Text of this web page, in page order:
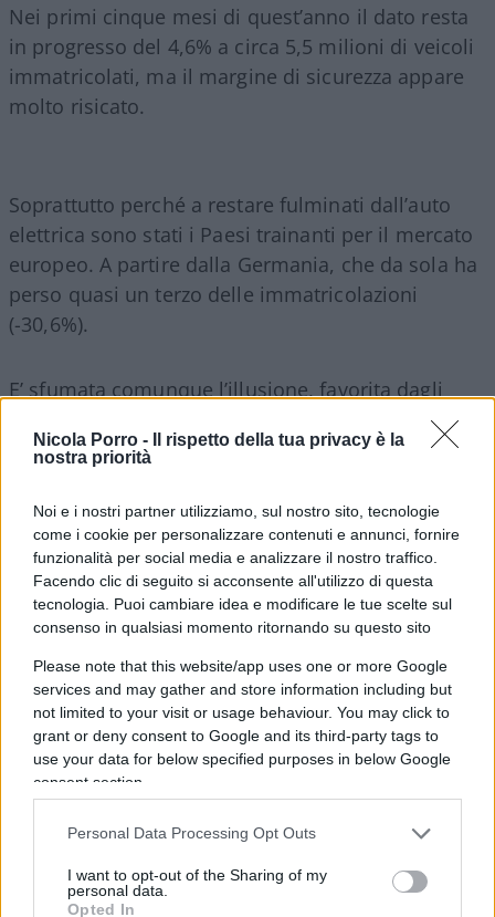
Nicola Porro -
Il rispetto della tua privacy è la
nostra priorità
Noi e i nostri partner utilizziamo, sul nostro sito, tecnologie
come i cookie per personalizzare contenuti e annunci, fornire
funzionalità per social media e analizzare il nostro traffico.
Facendo clic di seguito si acconsente all'utilizzo di questa
tecnologia. Puoi cambiare idea e modificare le tue scelte sul
consenso in qualsiasi momento ritornando su questo sito
Please note that this website/app uses one or more Google
services and may gather and store information including but
not limited to your visit or usage behaviour. You may click to
grant or deny consent to Google and its third-party tags to
use your data for below specified purposes in below Google
consent section.
Personal Data Processing Opt Outs
I want to opt-out of the Sharing of my
personal data.
Opted In
Nei primi cinque mesi di quest’anno il dato resta
in progresso del 4,6% a circa 5,5 milioni di veicoli
immatricolati, ma il margine di sicurezza appare
molto risicato.
Soprattutto perché a restare fulminati dall’auto
elettrica sono stati i Paesi trainanti per il mercato
europeo. A partire dalla Germania, che da sola ha
perso quasi un terzo delle immatricolazioni
(-30,6%).
E’ sfumata comunque l’illusione, favorita dagli
Italia
(-18,3%) con una quota delle elettriche pure
In base ai dati Acea, l’associazione che raggruppa i
costruttori Ue, a maggio le vendite di auto
elettriche sono avanzate solo in Francia e in
Belgio tra i mercati considerati chiave.
Ma vale qui la pena soprattutto notare che, in
tutta Europa, le vetture ibride rappresentano
è conservato dai motori abenzina